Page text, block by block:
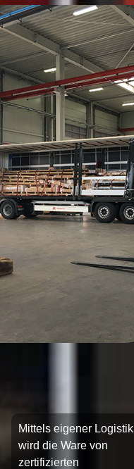
Mittels eigener Logistik
wird die Ware von
zertifizierten